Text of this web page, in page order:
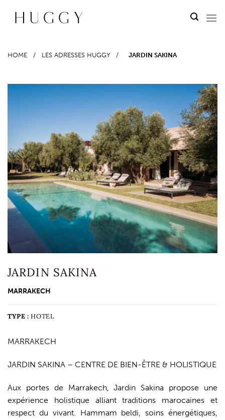
HOME / LES ADRESSES HUGGY / JARDIN SAKINA
JARDIN SAKINA
MARRAKECH
TYPE : HOTEL
MARRAKECH
JARDIN SAKINA – CENTRE DE BIEN-ÊTRE & HOLISTIQUE
Aux portes de Marrakech, Jardin Sakina propose une
expérience holistique alliant traditions marocaines et
respect du vivant. Hammam beldi, soins énergétiques,